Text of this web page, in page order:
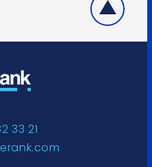
33 21